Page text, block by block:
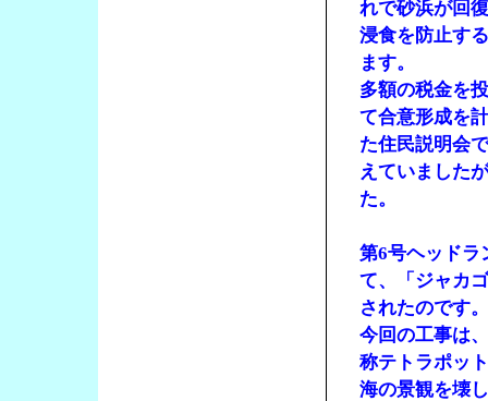
れで砂浜が回
浸食を防止す
ます。
多額の税金を
て合意形成を
た住民説明会
えていました
た。
第6号ヘッドラ
て、「ジャカ
されたのです。
今回の工事は
称テトラポッ
海の景観を壊